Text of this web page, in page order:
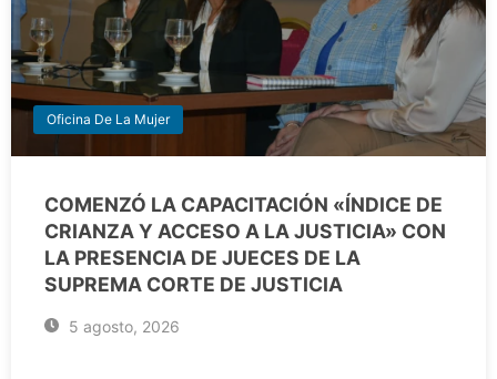
Oficina De La Mujer
COMENZÓ LA CAPACITACIÓN «ÍNDICE DE
CRIANZA Y ACCESO A LA JUSTICIA» CON
LA PRESENCIA DE JUECES DE LA
SUPREMA CORTE DE JUSTICIA
5 agosto, 2026